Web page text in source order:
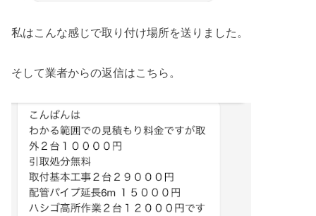
私はこんな感じで取り付け場所を送りました。
そして業者からの返信はこちら。